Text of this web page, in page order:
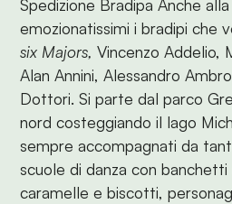
Spedizione Bradipa Anche alla
emozionatissimi i bradipi che
six Majors,Vincenzo Addelio,
Alan Annini, Alessandro
Dottori. Si parte dal parco
nord costeggiando il lago
sempre accompagnati da
scuole di danza con
caramelle e biscotti,